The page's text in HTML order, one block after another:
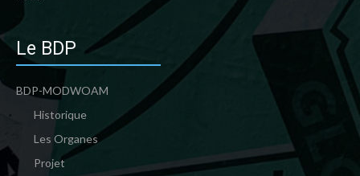
Le BDP
BDP-MODWOAM
Historique
Les Organes
Projet